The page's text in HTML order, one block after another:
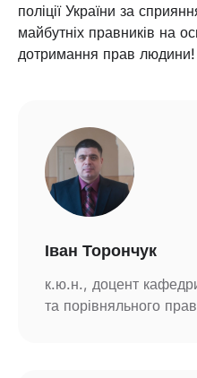
поліції України за
майбутніх правників на
дотримання прав людини!
Іван Торончук
к.ю.н., доцент
та порівняльного